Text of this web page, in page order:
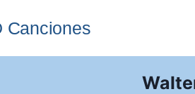
Canciones